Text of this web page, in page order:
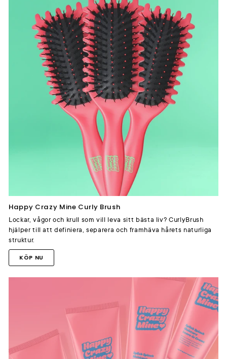
Happy Crazy Mine Curly Brush
Lockar, vågor och krull som vill leva sitt bästa liv? CurlyBrush
hjälper till att definiera, separera och framhäva hårets naturliga
struktur.
KÖP NU